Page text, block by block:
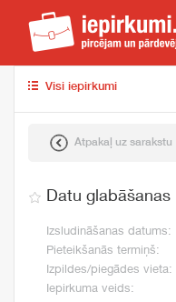
Visi iepirkumi
Atpakaļ uz sarakstu
Datu
Izsludināšanas datums:
Pieteikšanās termiņš:
Izpildes/piegādes vieta:
Iepirkuma veids: